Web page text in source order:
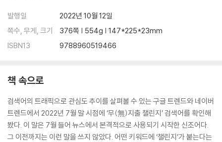
혼율, 자살률이 급등한 시기와 경제 위기 시기가 일치할까?｜무엇이 우릴
불안하게 만드는가?｜과잉 근심 사회: 세상이 우릴 이렇게 만들었다!
클린 테크를 주도하는 빌 게이츠｜왜 글로벌 기업들이 클린 테크에 투자
하려고 거액을 투자할까?｜결국 클린 테크가 새로운 부의 중심이 된다
9. 일상에 들어온 로봇 택시와 무인 공장, 그리고 당신의 위기
발행일
2022년 10월 12일
쪽수, 무게, 크기
376쪽 | 554g | 147*225*23mm
ISBN13
9788960519466
책 속으로
검색어의 트래픽으로 관심도 추이를 살펴볼 수 있는 구글 트렌드와 네이버
트렌드에서 2022년 7월 말 시점에 ‘무(無)지출 챌린지’ 검색어를 확인해
봤다. 이 말은 7월 들어 뉴스에서 본격적으로 사용되기 시작한 신조어다.
그 이전까지는 이런 말을 쓰지 않았다. 어떤 키워드에 ‘챌린지’가 붙는다는